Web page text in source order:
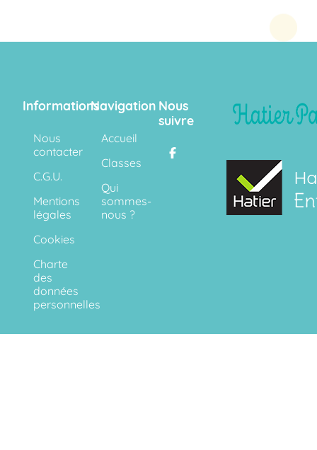
Informations
Nous
contacter
C.G.U.
Mentions
légales
Cookies
Charte
des
données
personnelles
Navigation
Accueil
Classes
Qui
sommes-
nous ?
Nous
suivre